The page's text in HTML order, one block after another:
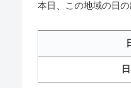
本日、この地域の日